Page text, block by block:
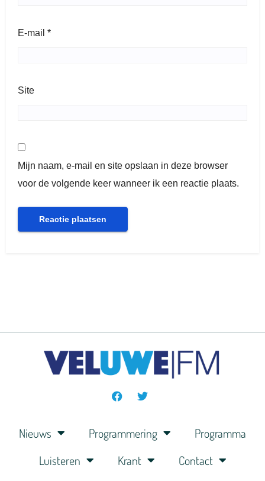
E-mail *
Site
Mijn naam, e-mail en site opslaan in deze browser
voor de volgende keer wanneer ik een reactie plaats.
Nieuws Programmering
Programma
Luisteren
Krant Contact